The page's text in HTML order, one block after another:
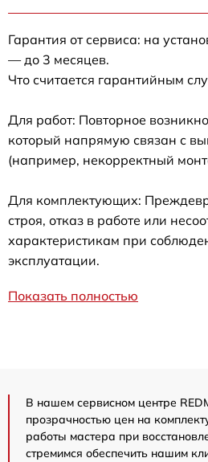
Гарантия от сервиса: на
— до 3 месяцев.
Что считается гарантийным
Для работ: Повторное
который напрямую связан с
(например, некорректный
Для комплектующих:
строя, отказ в работе или
характеристикам при
эксплуатации.
Показать полностью
В нашем сервисном центре
прозрачностью цен на
работы мастера при
стремимся обеспечить нашим